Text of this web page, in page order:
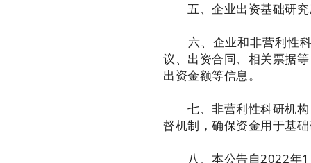
五、企业出资基础研究
六、企业和非营利性科
议、出资合同、相关票据
出资金额等信息。
七、非营利性科研机构
督机制，确保资金用于基
八、本公告自2022年1